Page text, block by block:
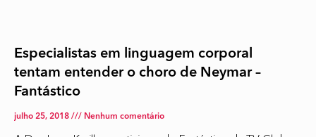
Especialistas em linguagem corporal
tentam entender o choro de Neymar –
Fantástico
julho 25, 2018 Nenhum comentário